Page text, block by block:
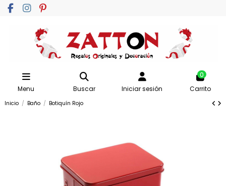
Menu Buscar Iniciar sesión
0
Carrito
Inicio Baño Botiquín Rojo